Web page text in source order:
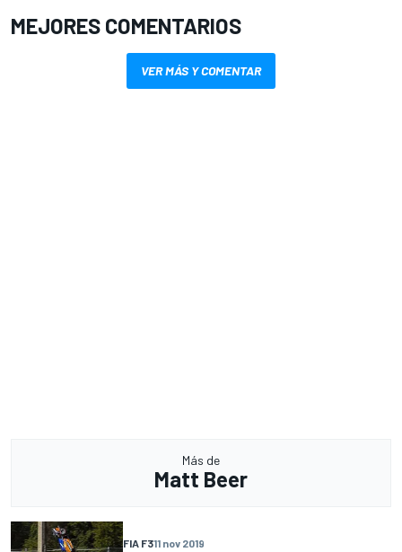
MEJORES COMENTARIOS
VER MÁS Y COMENTAR
Más de
Matt Beer
FIA F311 nov 2019